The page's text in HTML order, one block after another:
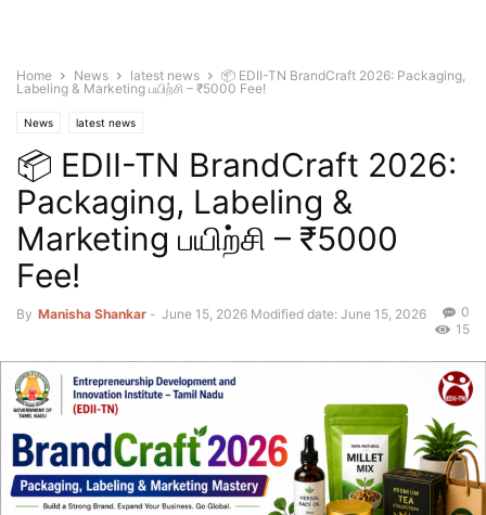
Home News latest news
📦 EDII-TN BrandCraft 2026: Packaging,
Labeling & Marketing பயிற்சி – ₹5000 Fee!
News latest news
📦 EDII-TN BrandCraft 2026:
Packaging, Labeling &
Marketing பயிற்சி – ₹5000
Fee!
By Manisha Shankar - June 15, 2026 Modified date: June 15, 2026
0
15